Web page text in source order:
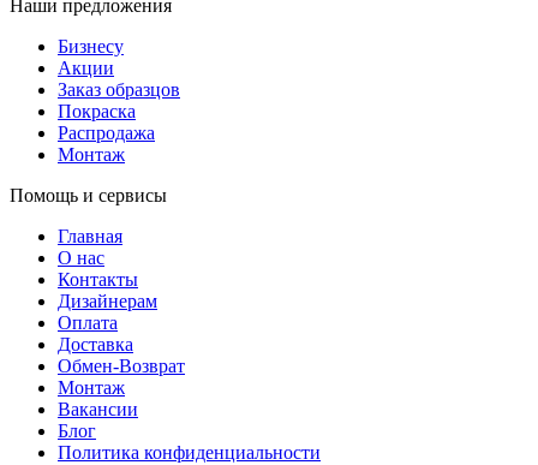
Наши предложения
Бизнесу
Акции
Заказ образцов
Покраска
Распродажа
Монтаж
Помощь и сервисы
Главная
О нас
Контакты
Дизайнерам
Оплата
Доставка
Обмен-Возврат
Монтаж
Вакансии
Блог
Политика конфиденциальности